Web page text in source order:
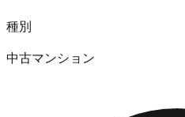
種別
中古マンション